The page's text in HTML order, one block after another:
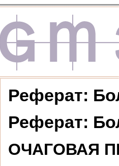
Реферат:
Реферат:
ОЧАГОВАЯ